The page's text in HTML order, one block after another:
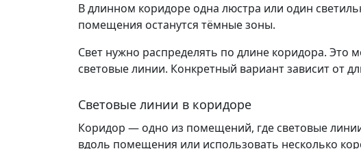
В длинном коридоре одна люстра или один
помещения останутся тёмные зоны.
Свет нужно распределять по длине коридора. Это
световые линии. Конкретный вариант зависит
Световые линии в коридоре
Коридор — одно из помещений, где световые
вдоль помещения или использовать несколько